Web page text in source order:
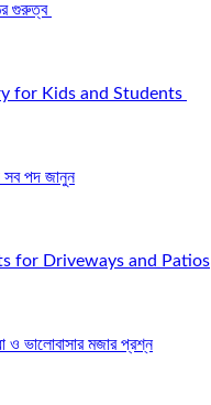
গুরুত্ব
for Kids and Students
পদ জানুন
for Driveways and Patios
ও ভালোবাসার মজার প্রশ্ন